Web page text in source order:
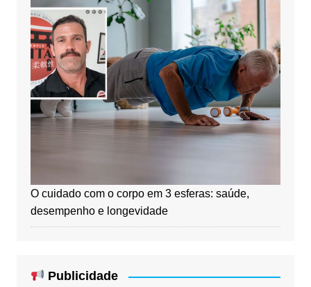
O cuidado com o corpo em 3 esferas: saúde,
desempenho e longevidade
Publicidade